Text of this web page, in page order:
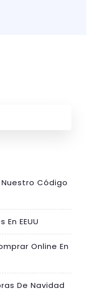
Nuestro Código
EEUU
Online En
De Navidad